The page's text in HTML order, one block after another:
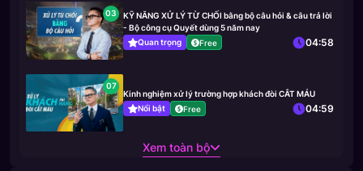
03
KỸ NĂNG XỬ LÝ TỪ CHỐI bằng bộ câu hỏi & câu trả lời
- Bộ công cụ Quyết dùng 5 năm nay
Quan trọng
Free 04:58
07
Kinh nghiệm xử lý trường hợp khách đòi CẮT MÁU
Nổi bật
Free 04:59
Xem toàn bộ